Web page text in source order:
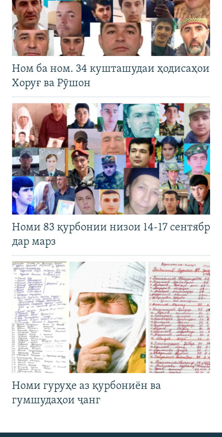
Ном ба ном. 34 кушташудаи ҳодисаҳои
Хоруғ ва Рӯшон
Номи 83 қурбонии низои 14-17 сентябр
дар марз
Номи гуруҳе аз қурбониён ва
гумшудаҳои ҷанг